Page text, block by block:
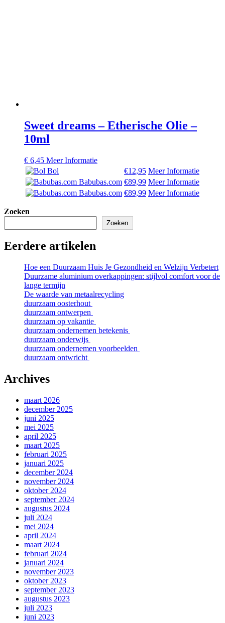
Sweet dreams – Etherische Olie –
10ml
€ 6,45 Meer Informatie
Bol
€12,95 Meer Informatie
Babubas.com €89,99 Meer Informatie
Babubas.com €89,99 Meer Informatie
Zoeken
Zoeken
Eerdere artikelen
Hoe een Duurzaam Huis Je Gezondheid en Welzijn Verbetert
Duurzame aluminium overkappingen: stijlvol comfort voor de
lange termijn
De waarde van metaalrecycling
duurzaam oosterhout
duurzaam ontwerpen
duurzaam op vakantie
duurzaam ondernemen betekenis
duurzaam onderwijs
duurzaam ondernemen voorbeelden
duurzaam ontwricht
Archives
maart 2026
december 2025
juni 2025
mei 2025
april 2025
maart 2025
februari 2025
januari 2025
december 2024
november 2024
oktober 2024
september 2024
augustus 2024
juli 2024
mei 2024
april 2024
maart 2024
februari 2024
januari 2024
november 2023
oktober 2023
september 2023
augustus 2023
juli 2023
juni 2023